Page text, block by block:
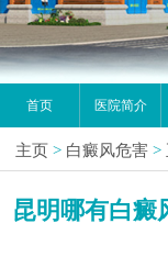
首页 医院简介
主页 > 白癜风危害 >
昆明哪有白癜